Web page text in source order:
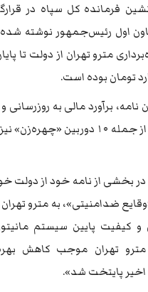
فرمانده کل سپاه در
اول رئیس‌جمهور نوشته
نامه، برآورد مالی به
بخشی از نامه خود از دولت
ضدامنیتی»، به مترو
کیفیت پایین سیستم
تهران موجب کاهش
پایتخت شد».